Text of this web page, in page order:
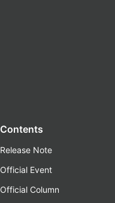
Contents
Release Note
Official Event
Official Column